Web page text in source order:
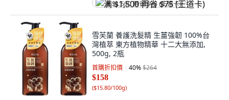
满 $1,500 再省 $75 (王道卡)
雪芙蘭 養護洗髮精 生薑強韌 100%台
灣植萃 東方植物精華 十二大無添加,
500g, 2瓶
首購折扣價 40%$264
$158
($15.80/100g)